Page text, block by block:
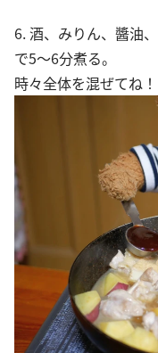
6. 酒、みりん、醬油
で5～6分煮る。
時々全体を混ぜてね！